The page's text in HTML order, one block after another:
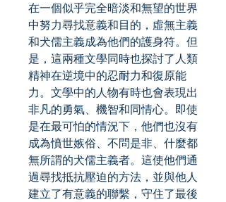
在一個似乎完全暗淡和無望的世界
中努力尋找意義和目的，虛無主義
和犬儒主義成為他們的護身符。但
是，這兩種文學同時也探討了人類
精神在逆境中的忍耐力和復原能
力。文學中的人物有時也會表現出
非凡的勇氣、機智和同情心。即使
是在最可怕的情況下，他們也沒有
成為憤世嫉俗、不問是非、什麼都
無所謂的犬儒主義者。這使他們通
過尋找抵抗壓迫的方法，並與他人
建立了有意義的聯繫，守住了最後